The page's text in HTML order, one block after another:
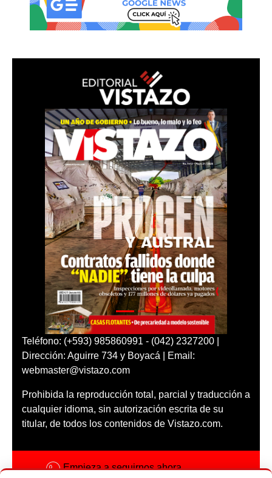
Teléfono: (+593) 985860991 - (042) 2327200 |
Dirección: Aguirre 734 y Boyacá | Email:
webmaster@vistazo.com
Prohibida la reproducción total, parcial y traducción a
cualquier idioma, sin autorización escrita de su
titular, de todos los contenidos de Vistazo.com.
Empieza a seguirnos ahora